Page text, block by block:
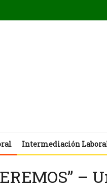
Intermediación
–